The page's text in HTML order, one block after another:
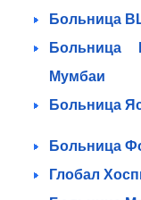
Больница
Больница
Мумбаи
Больница
Больница
Глобал